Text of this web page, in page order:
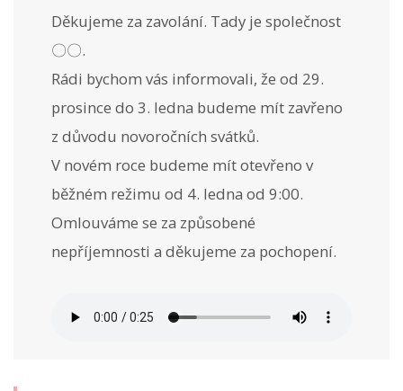
Děkujeme za zavolání. Tady je společnost
〇〇.
Rádi bychom vás informovali, že od 29.
prosince do 3. ledna budeme mít zavřeno
z důvodu novoročních svátků.
V novém roce budeme mít otevřeno v
běžném režimu od 4. ledna od 9:00.
Omlouváme se za způsobené
nepříjemnosti a děkujeme za pochopení.